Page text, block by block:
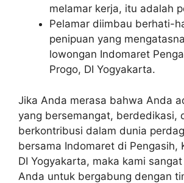
melamar kerja, itu adalah
Pelamar diimbau berhati-
penipuan yang
lowongan Indomaret
Progo, DI Yogyakarta.
Jika Anda merasa bahwa Anda
yang bersemangat, berdedikasi,
berkontribusi dalam dunia
bersama Indomaret di Pengasih,
DI Yogyakarta, maka kami
Anda untuk bergabung dengan